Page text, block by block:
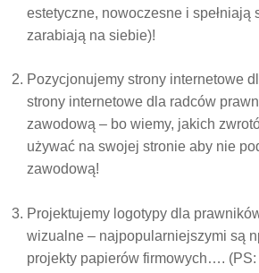
estetyczne, nowoczesne i spełniają
zarabiają na siebie)!
Pozycjonujemy strony internetowe
strony internetowe dla radców
zawodową – bo wiemy, jakich
używać na swojej stronie aby nie
zawodową!
Projektujemy logotypy dla
wizualne – najpopularniejszymi są
projekty papierów firmowych….